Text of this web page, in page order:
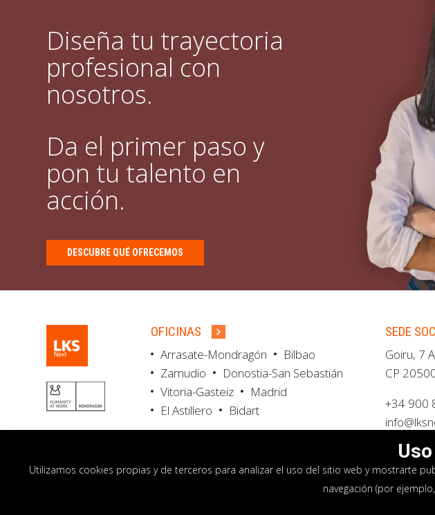
Diseña tu trayectoria
profesional con
nosotros.
Da el primer paso y
pon tu talento en
acción.
DESCUBRE QUÉ OFRECEMOS
OFICINAS
Arrasate-Mondragón
Bilbao
Zamudio
Donostia-San Sebastián
Vitoria-Gasteiz
Madrid
El Astillero
Bidart
SEDE
Goiru, 7
CP
+34 900
Portal de privacidad
Utilizamos cookies propias y de terceros para analizar el uso del sitio web y mostrarte
navegación (por